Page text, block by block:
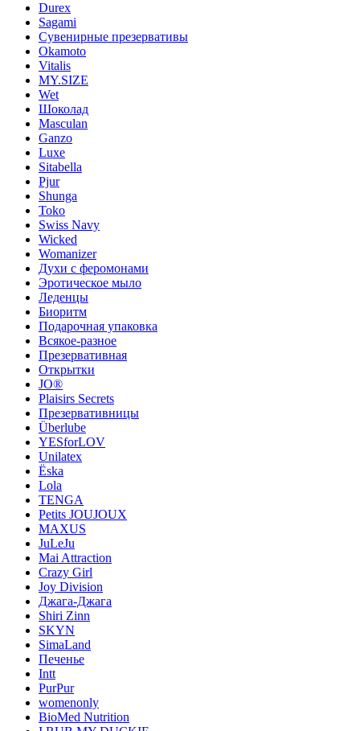
Durex
Sagami
Сувенирные презервативы
Okamoto
Vitalis
MY.SIZE
Wet
Шоколад
Masculan
Ganzo
Luxe
Sitabella
Pjur
Shunga
Toko
Swiss Navy
Wicked
Womanizer
Духи с феромонами
Эротическое мыло
Леденцы
Биоритм
Подарочная упаковка
Всякое-разное
Презервативная
Открытки
JO®
Plaisirs Secrets
Презервативницы
Überlube
YESforLOV
Unilatex
Ёska
Lola
TENGA
Petits JOUJOUX
MAXUS
JuLeJu
Mai Attraction
Crazy Girl
Joy Division
Джага-Джага
Shiri Zinn
SKYN
SimaLand
Печенье
Intt
PurPur
womenonly
BioMed Nutrition